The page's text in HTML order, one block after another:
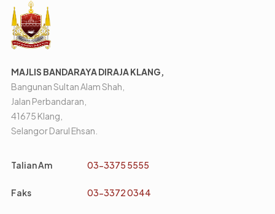
MAJLIS BANDARAYA DIRAJA KLANG,
Bangunan Sultan Alam Shah,
Jalan Perbandaran,
41675 Klang,
Selangor Darul Ehsan.
Talian Am 03-3375 5555
Faks 03-3372 0344